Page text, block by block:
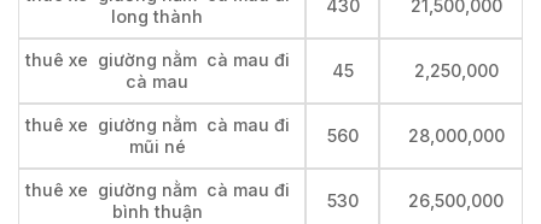
long thành
430 21,500,000
thuê xe giường nằm cà mau đi
cà mau
45 2,250,000
thuê xe giường nằm cà mau đi
mũi né
560 28,000,000
thuê xe giường nằm cà mau đi
bình thuận
530 26,500,000